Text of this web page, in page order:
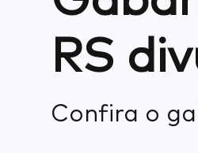
RS
Confira o